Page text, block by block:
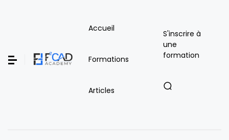
Accueil
Formations
Articles
S'inscrire à
une
formation